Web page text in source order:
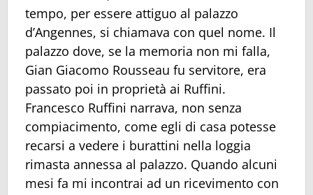
tempo, per essere attiguo al palazzo
d’Angennes, si chiamava con quel nome. Il
palazzo dove, se la memoria non mi falla,
Gian Giacomo Rousseau fu servitore, era
passato poi in proprietà ai Ruffini.
Francesco Ruffini narrava, non senza
compiacimento, come egli di casa potesse
recarsi a vedere i burattini nella loggia
rimasta annessa al palazzo. Quando alcuni
mesi fa mi incontrai ad un ricevimento con